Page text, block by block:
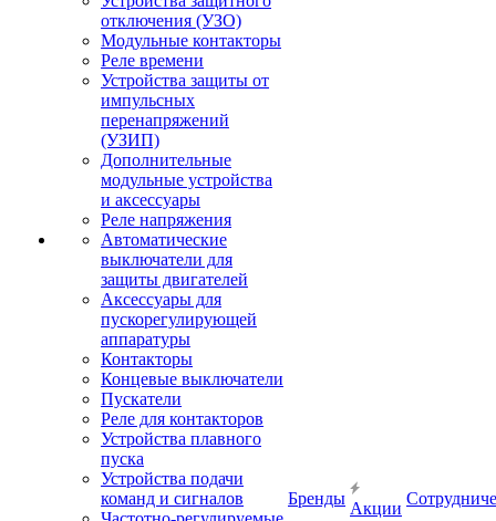
отключения (УЗО)
Модульные контакторы
Реле времени
Устройства защиты от
импульсных
перенапряжений
(УЗИП)
Дополнительные
модульные устройства
и аксессуары
Реле напряжения
Автоматические
выключатели для
защиты двигателей
Аксессуары для
пускорегулирующей
аппаратуры
Контакторы
Концевые выключатели
Пускатели
Реле для контакторов
Устройства плавного
пуска
Устройства подачи
команд и сигналов
Бренды
Акции